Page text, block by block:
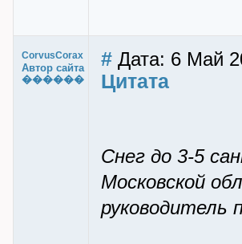
CorvusCorax
Автор сайта
������
# Дата: 6 Май
Цитата
Снег до 3-5
Московской
руководитель